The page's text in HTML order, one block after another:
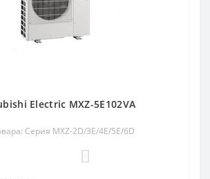
Electric MXZ-5E102VA
Серия MXZ-2D/3E/4E/5E/6D